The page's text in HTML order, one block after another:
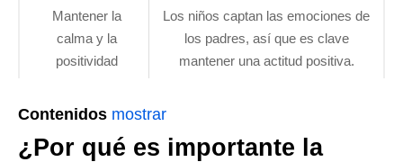
Mantener la
calma y la
positividad
Los niños captan las emociones de
los padres, así que es clave
mantener una actitud positiva.
Contenidos mostrar
¿Por qué es importante la